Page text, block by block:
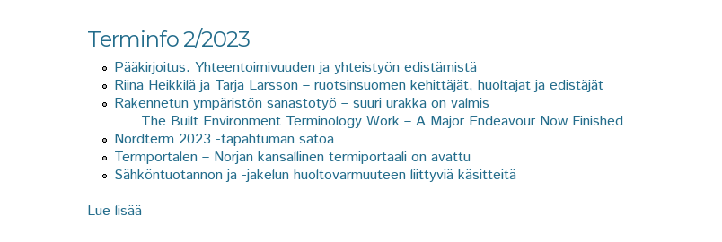
Terminfo 2/2023
Pääkirjoitus: Yhteentoimivuuden ja yhteistyön edistämistä
Riina Heikkilä ja Tarja Larsson – ruotsinsuomen kehittäjät, huoltajat ja edistäjät
Rakennetun ympäristön sanastotyö – suuri urakka on valmis
The Built Environment Terminology Work – A Major Endeavour Now Finished
Nordterm 2023 -tapahtuman satoa
Termportalen – Norjan kansallinen termiportaali on avattu
Sähköntuotannon ja -jakelun huoltovarmuuteen liittyviä käsitteitä
Lue lisää